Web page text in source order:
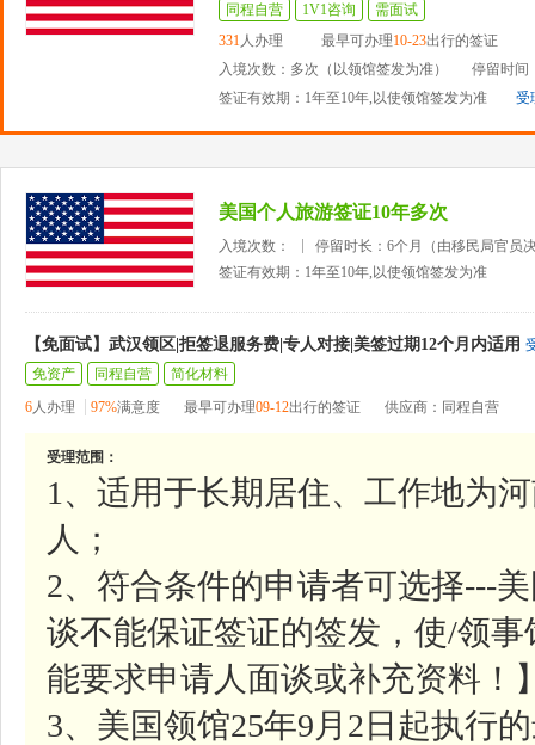
同程自营 1V1咨询
需面试
331人办理 最早可办理10-23出行的签证
入境次数：多次（以领馆签发为准）
停留时间
签证有效期：1年至10年,以使领馆签发为准
受
美国个人旅游签证10年多次
入境次数：
停留时长：6个月（由移民局官员
签证有效期：1年至10年,以使领馆签发为准
【免面试】武汉领区|拒签退服务费|专人对接|美签过期12个月内适用
免资产
同程自营
简化材料
6人办理 97%满意度 最早可办理09-12出行的签证 供应商：同程自营
受理范围：
1、适用于长期居住、工作地为
人；
2、符合条件的申请者可选择---
谈不能保证签证的签发，使/领
能要求申请人面谈或补充资料！
3、美国领馆25年9月2日起执行